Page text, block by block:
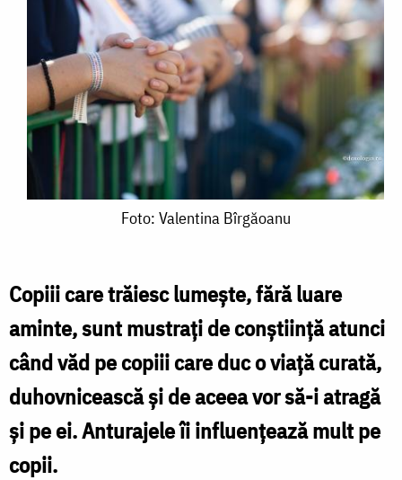
Foto: Valentina Bîrgăoanu
Copiii care trăiesc lumeşte, fără luare
aminte, sunt mustraţi de conştiinţă atunci
când văd pe copiii care duc o viaţă curată,
duhovnicească şi de aceea vor să-i atragă
şi pe ei. Anturajele îi influenţează mult pe
copii. ​